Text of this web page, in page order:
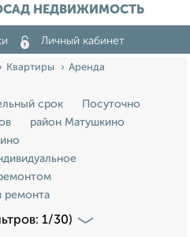
НЕДВИЖИМОСТЬ
Личный кабинет
Квартиры
Аренда
срок
Посуточно
район Матушкино
ремонта
1/30)